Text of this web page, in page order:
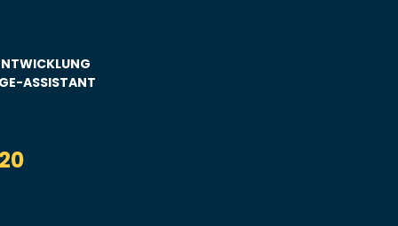
ASSISTANT